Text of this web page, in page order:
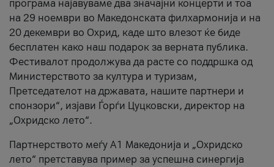
програма најавуваме два значајни концерти и тоа
на 29 ноември во Македонската филхармонија и на
20 декември во Охрид, каде што влезот ќе биде
бесплатен како наш подарок за верната публика.
Фестивалот продолжува да расте со поддршка од
Министерството за култура и туризам,
Претседателот на државата, нашите партнери и
спонзори“, изјави Ѓорѓи Цуцковски, директор на
„Охридско лето“.
Партнерството меѓу A1 Македонија и „Охридско
лето“ претставува пример за успешна синергија